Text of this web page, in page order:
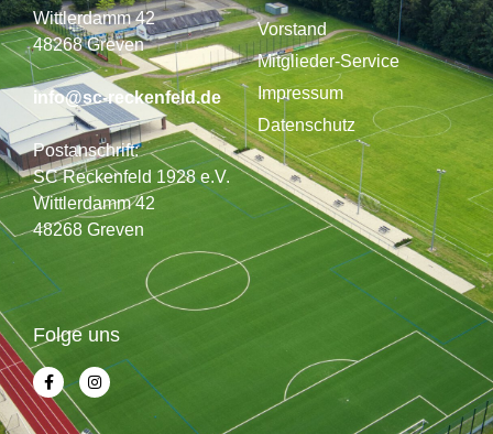
Wittlerdamm 42
48268 Greven
info@sc-reckenfeld.de
Postanschrift:
SC Reckenfeld 1928 e.V.
Wittlerdamm 42
48268 Greven
Vorstand
Mitglieder-Service
Impressum
Datenschutz
Folge uns